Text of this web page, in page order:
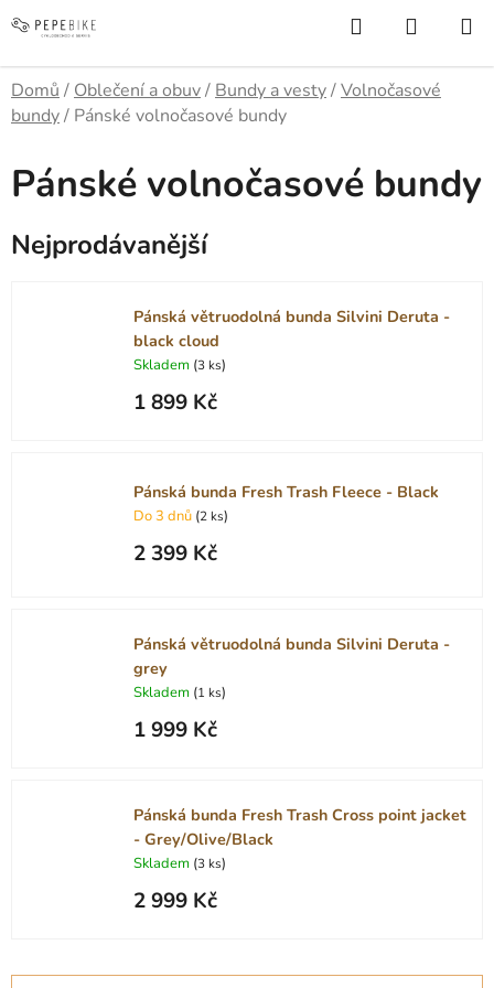
na
Hledat
KOŠÍK
Domů / Oblečení a obuv/ Bundy a vesty/Volnočasové
bundy/ Pánské volnočasové bundy
Pánské volnočasové bundy
Nejprodávanější
Pánská větruodolná bunda Silvini Deruta -
black cloud
Skladem (3 ks)
1 899 Kč
Pánská bunda Fresh Trash Fleece - Black
Do 3 dnů (2 ks)
2 399 Kč
Pánská větruodolná bunda Silvini Deruta -
grey
Skladem (1 ks)
1 999 Kč
Pánská bunda Fresh Trash Cross point jacket
- Grey/Olive/Black
Skladem (3 ks)
2 999 Kč